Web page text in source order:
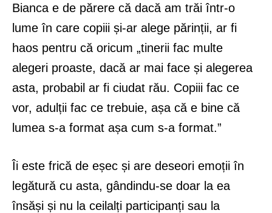
Bianca e de părere că dacă am trăi într-o
lume în care copiii și-ar alege părinții, ar fi
haos pentru că oricum „tinerii fac multe
alegeri proaste, dacă ar mai face și alegerea
asta, probabil ar fi ciudat rău. Copiii fac ce
vor, adulții fac ce trebuie, așa că e bine că
lumea s-a format așa cum s-a format.”
Îi este frică de eșec și are deseori emoții în
legătură cu asta, gândindu-se doar la ea
însăși și nu la ceilalți participanți sau la